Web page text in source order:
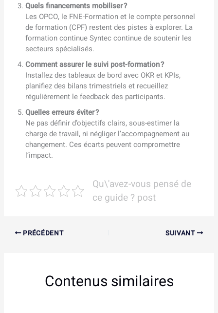
Quels financements mobiliser ?
Les OPCO, le FNE-Formation et le compte personnel
de formation (CPF) restent des pistes à explorer. La
formation continue Syntec continue de soutenir les
secteurs spécialisés.
Comment assurer le suivi post-formation ?
Installez des tableaux de bord avec OKR et KPIs,
planifiez des bilans trimestriels et recueillez
régulièrement le feedback des participants.
Quelles erreurs éviter ?
Ne pas définir d’objectifs clairs, sous-estimer la
charge de travail, ni négliger l’accompagnement au
changement. Ces écarts peuvent compromettre
l’impact.
Qu\'avez-vous pensé de
ce guide ? post
PRÉCÉDENT SUIVANT
Contenus similaires